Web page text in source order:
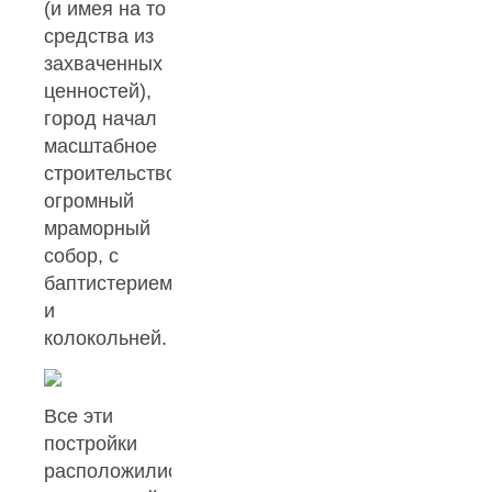
(и имея на то
средства из
захваченных
ценностей),
город начал
масштабное
строительство:
огромный
мраморный
собор, с
баптистерием
и
колокольней.
Все эти
постройки
расположились